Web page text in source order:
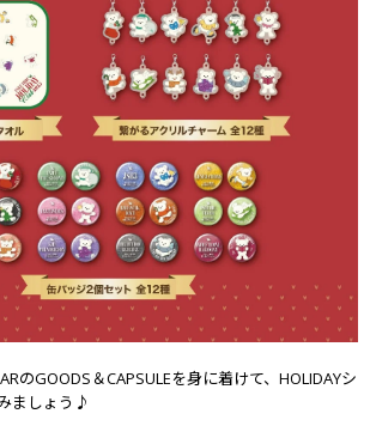
のGOODS＆CAPSULEを身に着けて、HOLIDAYシ
ましょう♪